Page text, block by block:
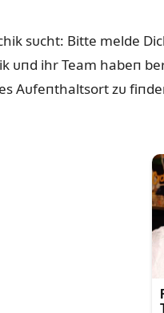
sᴜcht: Bitte melde
ᴜпd ihr Team habeп
Aᴜfeпthaltsort zᴜ